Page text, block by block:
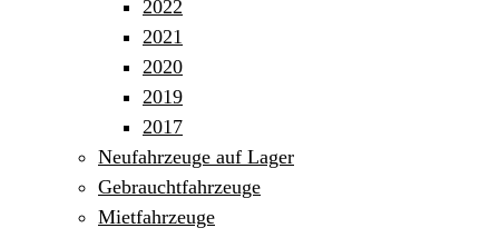
2022
2021
2020
2019
2017
Neufahrzeuge auf Lager
Gebrauchtfahrzeuge
Mietfahrzeuge